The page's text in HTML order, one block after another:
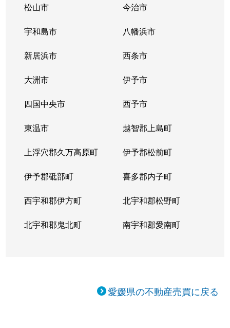
松山市 今治市
宇和島市 八幡浜市
新居浜市 西条市
大洲市 伊予市
四国中央市 西予市
東温市 越智郡上島町
上浮穴郡久万高原町 伊予郡松前町
伊予郡砥部町 喜多郡内子町
西宇和郡伊方町 北宇和郡松野町
北宇和郡鬼北町 南宇和郡愛南町
愛媛県の不動産売買に戻る